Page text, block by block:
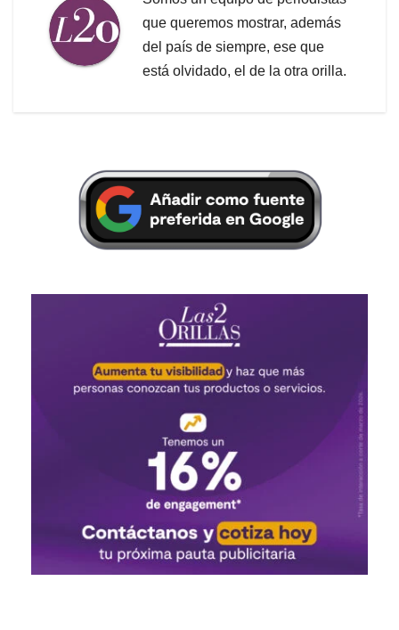
que queremos mostrar, además
del país de siempre, ese que
está olvidado, el de la otra orilla.